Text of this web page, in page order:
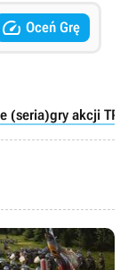
 Oceń Grę
(seria)gry akcji TPP